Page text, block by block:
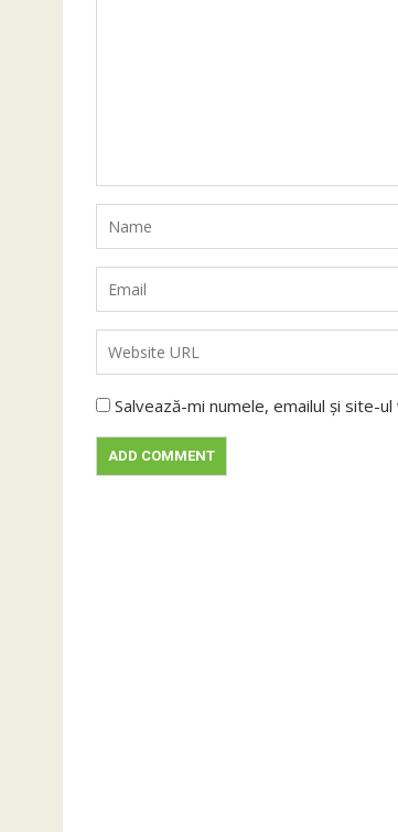
Salvează-mi numele, emailul și site-